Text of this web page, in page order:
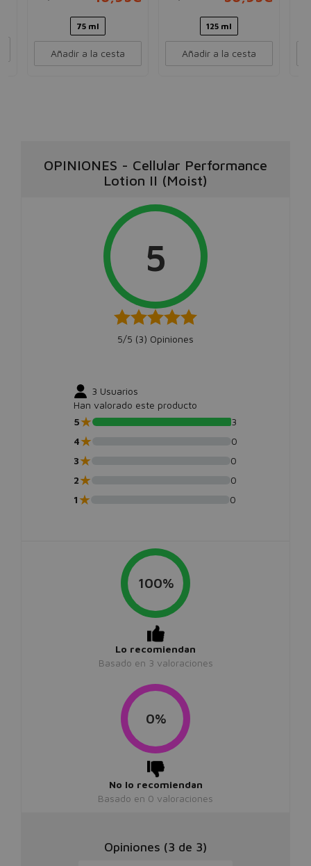
75 ml
Añadir a la cesta
125 ml
Añadir a la cesta
OPINIONES - Cellular Performance
Lotion II (Moist)
5
5/5 (3) Opiniones
3 Usuarios
Han valorado este producto
5★
3
4★
0
3★
0
2★
0
1★ 0
100%
Lo recomiendan
Basado en 3 valoraciones
0%
No lo recomiendan
Basado en 0 valoraciones
Opiniones (3 de 3)